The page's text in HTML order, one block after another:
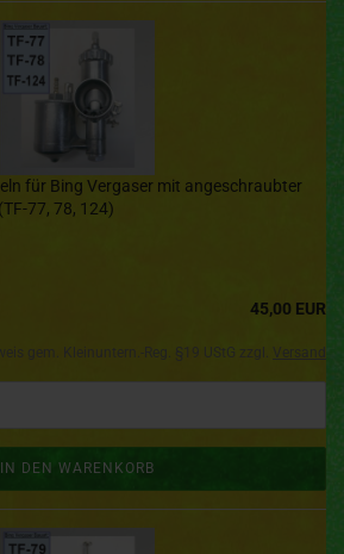
für Bing Vergaser mit angeschraubter
77, 78, 124)
45,00 EUR
IN DEN WARENKORB